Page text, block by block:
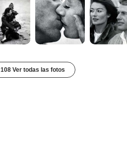
108 Ver todas las fotos